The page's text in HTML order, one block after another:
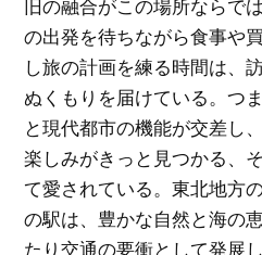
旧の融合がこの場所ならで
の出発を待ちながら食事や
し旅の計画を練る時間は、
ぬくもりを届けている。つ
と現代都市の機能が交差し
楽しみがきっと見つかる、
て愛されている。東北地方
の駅は、豊かな自然と海の
たり交通の要衝として発展し